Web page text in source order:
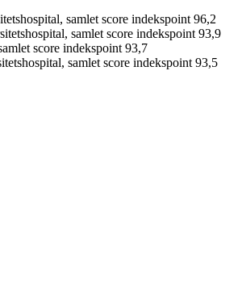
samlet score indekspoint 96,2
samlet score indekspoint 93,9
score indekspoint 93,7
samlet score indekspoint 93,5